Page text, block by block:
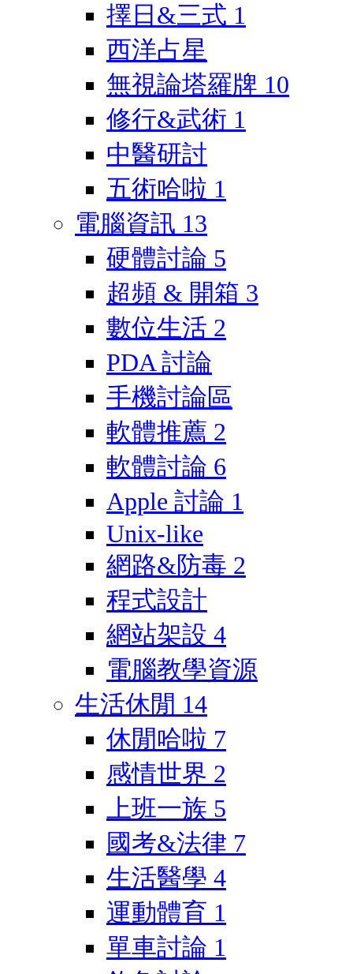
擇日&三式 1
西洋占星
無視論塔羅牌 10
修行&武術 1
中醫研討
五術哈啦 1
電腦資訊 13
硬體討論 5
超頻 & 開箱 3
數位生活 2
PDA 討論
手機討論區
軟體推薦 2
軟體討論 6
Apple 討論 1
Unix-like
網路&防毒 2
程式設計
網站架設 4
電腦教學資源
生活休閒 14
休閒哈啦 7
感情世界 2
上班一族 5
國考&法律 7
生活醫學 4
運動體育 1
單車討論 1